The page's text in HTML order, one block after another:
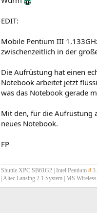
EDIT:
Mobile Pentium III
zwischenzeitlich in der
Die Aufrüstung hat einen
Notebook arbeitet jetzt
was das Notebook gerade
Mit den, für die Aufrüstung
neues Notebook.
FP
Shuttle XPC SB61G2 | Intel Pentium 4
| Altec Lansing 2.1 System | MS